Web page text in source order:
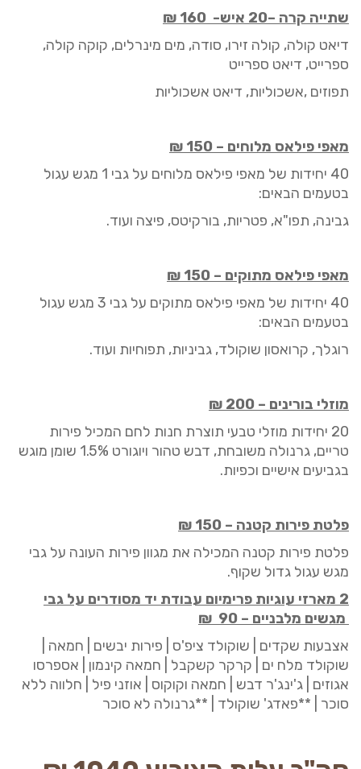
שתייה קרה –20 איש-
160 ₪
דיאט קולה, קולה זירו, סודה, מים מינרלים, קוקה קולה,
ספרייט, דיאט ספרייט
תפוזים ,אשכוליות, דיאט אשכוליות
מאפי פילאס מלוחים –
150
₪
40 יחידות של מאפי פילאס מלוחים על גבי 1
מגש עגול
בטעמים הבאים:
גבינה, תפו"א, פטריות, בורקיטס, פיצה ועוד.
מאפי פילאס מתוקים –
150
₪
40 י חידות של מאפי פילאס מתוקים על גבי 3 מגש עגול
בטעמים הבאים:
רוגלך, קרואסון שוקולד, גביניות, תפוחיות ועוד.
מוזלי בורינים –
200
₪
20 יחידות מוזלי טבעי תוצרת חנות לחם המכיל פירות
טריים, גרנולה משובחת, דבש טהור ויוגורט 1.5% שומן מוגש
בגביעים אישיים וכפיות.
פלטת פירות קטנה –
פלטת פירות קטנה המכילה את מגוון פירות העונה על גבי
מגש עגול גדול שקוף.
2 מארזי עוגיות פרימיום עבודת יד מסודרים על גבי
מגשים מלבניים – 90
₪
אצבעות שקדים | שוקולד ציפ'ס | פירות יבשים | חמאה |
שוקולד מלח ים | קרקר קשקבל | חמאה קינמון | אספרסו
אגוזים | ג'ינג'ר דבש | חמאה וקוקוס | אוזני פיל | חלווה ללא
סוכר | **פאדג' שוקולד | **גרנולה לא סוכר